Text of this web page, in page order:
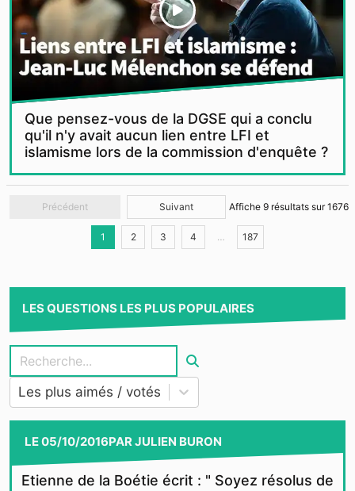
Que pensez-vous de la DGSE qui a conclu
qu'il n'y avait aucun lien entre LFI et
islamisme lors de la commission d'enquête ?
Précédent Suivant Affiche 9 résultats sur1676
1 2 3 4 187
LES QUESTIONS LES PLUS POPULAIRES
Les plus aimés / votés
LE05/10/2016PAR JULIEN BURON
Etienne de la Boétie écrit : " Soyez résolus de